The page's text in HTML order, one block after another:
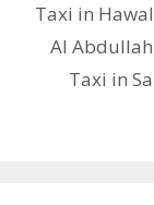
Taxi in
Al Abdullah
Taxi in